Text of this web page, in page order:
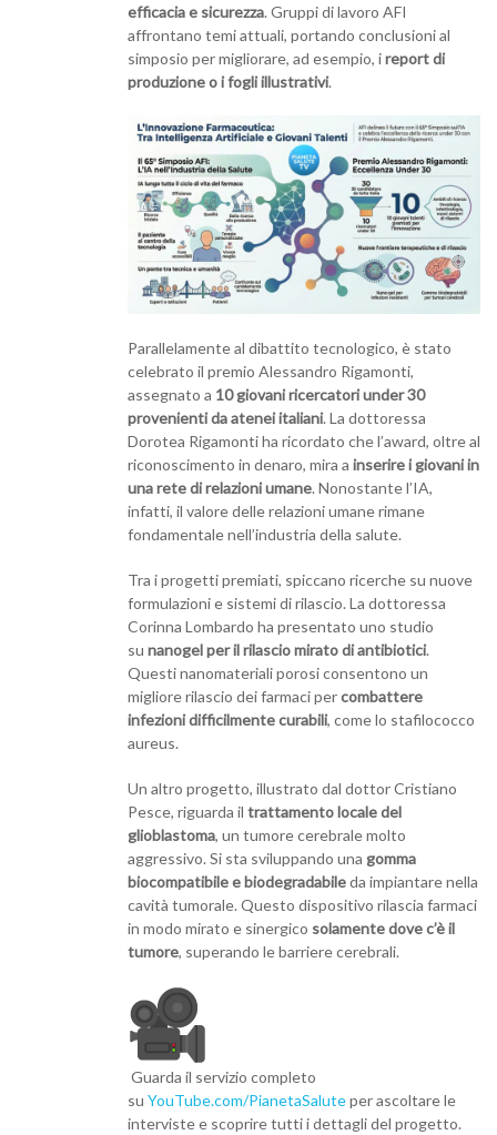
efficacia e sicurezza. Gruppi di lavoro AFI
affrontano temi attuali, portando conclusioni al
simposio per migliorare, ad esempio, ireport di
produzione o i fogli illustrativi.
Parallelamente al dibattito tecnologico, è stato
celebrato il premio Alessandro Rigamonti,
assegnato a 10 giovani ricercatori under 30
provenienti da atenei italiani. La dottoressa
Dorotea Rigamonti ha ricordato che l’award, oltre al
riconoscimento in denaro, mira a inserire i giovani in
una rete di relazioni umane. Nonostante l’IA,
infatti, il valore delle relazioni umane rimane
fondamentale nell’industria della salute.
Tra i progetti premiati, spiccano ricerche su nuove
formulazioni e sistemi di rilascio. La dottoressa
Corinna Lombardo ha presentato uno studio
su nanogel per il rilascio mirato di antibiotici.
Questi nanomateriali porosi consentono un
migliore rilascio dei farmaci percombattere
infezioni difficilmente curabili, come lo stafilococco
aureus.
Un altro progetto, illustrato dal dottor Cristiano
Pesce, riguarda il trattamento locale del
glioblastoma, un tumore cerebrale molto
aggressivo. Si sta sviluppando una gomma
biocompatibile e biodegradabileda impiantare nella
cavità tumorale. Questo dispositivo rilascia farmaci
in modo mirato e sinergico solamente dove c’è il
tumore, superando le barriere cerebrali.
Guarda il servizio completo
su YouTube.com/PianetaSaluteper ascoltare le
interviste e scoprire tutti i dettagli del progetto.